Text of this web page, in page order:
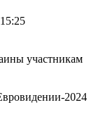
2024